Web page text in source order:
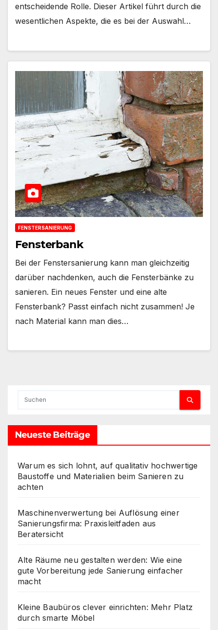
entscheidende Rolle. Dieser Artikel führt durch die
wesentlichen Aspekte, die es bei der Auswahl…
FENSTERSANIERUNG
Fensterbank
Bei der Fenstersanierung kann man gleichzeitig
darüber nachdenken, auch die Fensterbänke zu
sanieren. Ein neues Fenster und eine alte
Fensterbank? Passt einfach nicht zusammen! Je
nach Material kann man dies…
Neueste Beiträge
Warum es sich lohnt, auf qualitativ hochwertige
Baustoffe und Materialien beim Sanieren zu
achten
Maschinenverwertung bei Auflösung einer
Sanierungsfirma: Praxisleitfaden aus
Beratersicht
Alte Räume neu gestalten werden: Wie eine
gute Vorbereitung jede Sanierung einfacher
macht
Kleine Baubüros clever einrichten: Mehr Platz
durch smarte Möbel